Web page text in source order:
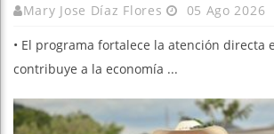
Mary Jose Díaz Flores 05 Ago 2026
• El programa fortalece la atención directa
contribuye a la economía ...